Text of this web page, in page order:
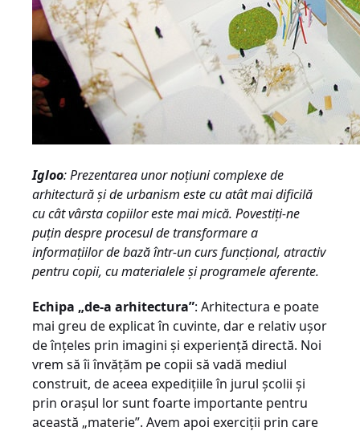
Igloo: Prezentarea unor noţiuni complexe de
arhitectură şi de urbanism este cu atât mai dificilă
cu cât vârsta copiilor este mai mică. Povestiţi-ne
puţin despre procesul de transformare a
informaţiilor de bază într-un curs funcţional, atractiv
pentru copii, cu materialele şi programele aferente.
Echipa „de-a arhitectura”: Arhitectura e poate
mai greu de explicat în cuvinte, dar e relativ uşor
de înţeles prin imagini şi experienţă directă. Noi
vrem să îi învăţăm pe copii să vadă mediul
construit, de aceea expediţiile în jurul şcolii şi
prin oraşul lor sunt foarte importante pentru
această „materie”. Avem apoi exerciţii prin care